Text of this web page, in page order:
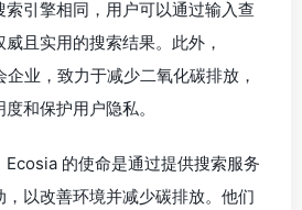
引擎相同，用户可以通过输入查
且实用的搜索结果。此外，
业，致力于减少二氧化碳排放，
和保护用户隐私。
的使命是通过提供搜索服务
以改善环境并减少碳排放。他们